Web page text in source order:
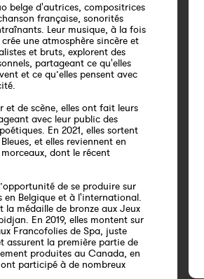
belge d'autrices, compositrices
française, sonorités
Leur musique, à la fois
une atmosphère sincère et
et bruts, explorent des
partageant ce qu'elles
et ce qu’elles pensent avec
de scène, elles ont fait leurs
avec leur public des
En 2021, elles sortent
et elles reviennent en
dont le récent
de se produire sur
en Belgique et à l'international.
la médaille de bronze aux Jeux
En 2019, elles montent sur
Francofolies de Spa, juste
assurent la première partie de
produites au Canada, en
participé à de nombreux